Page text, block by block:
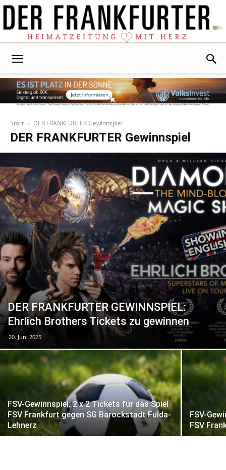
Start
DER FRANKFURTER Gewinnspiel
DER FRANKFURTER Gewinnspiel
DER FRANKFURTER GEWINNSPIEL:
Ehrlich Brothers Tickets zu gewinnen
20. Juni 2025
FSV-Gewinnspiel: 2 x 2 Tickets für das Spiel
FSV Frankfurt gegen SG Barockstadt Fulda-
Lehnerz
FSV-
FSV